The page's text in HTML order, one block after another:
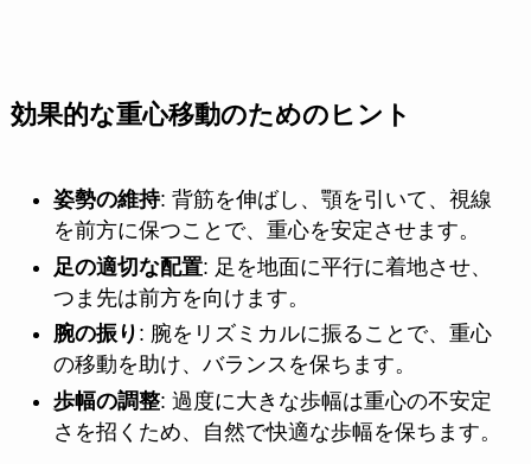
効果的な重心移動のためのヒント
姿勢の維持: 背筋を伸ばし、顎を引いて、視線
を前方に保つことで、重心を安定させます。
足の適切な配置: 足を地面に平行に着地させ、
つま先は前方を向けます。
腕の振り : 腕をリズミカルに振ることで、重心
の移動を助け、バランスを保ちます。
歩幅の調整: 過度に大きな歩幅は重心の不安定
さを招くため、自然で快適な歩幅を保ちます。